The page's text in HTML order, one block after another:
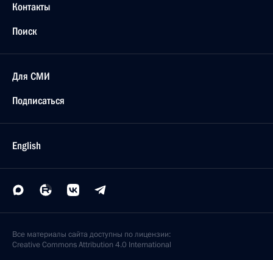
Контакты
Поиск
Для СМИ
Подписаться
English
Все материалы сайта доступны по лицензии:
Creative Commons Attribution 4.0 International